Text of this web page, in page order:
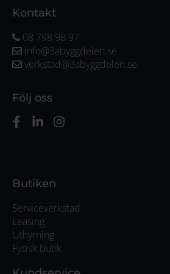
Kontakt
08 798 98 97
info@3abyggdelen.se
verkstad@3abyggdelen.se
Följ oss
Butiken
Serviceverkstad
Leasing
Uthyrning
Fysisk butik